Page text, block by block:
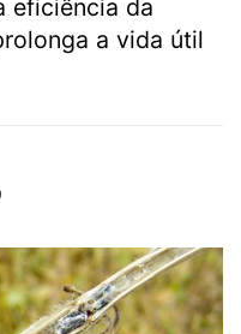
eficiência da
a vida útil